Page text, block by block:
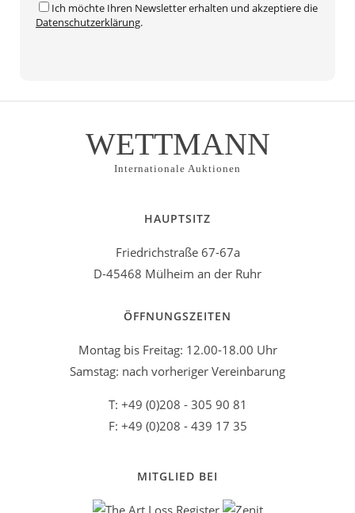
Ich möchte Ihren Newsletter erhalten und akzeptiere die
Datenschutzerklärung.
WETTMANN
Internationale Auktionen
HAUPTSITZ
Friedrichstraße 67-67a
D-45468 Mülheim an der Ruhr
ÖFFNUNGSZEITEN
Montag bis Freitag: 12.00-18.00 Uhr
Samstag: nach vorheriger Vereinbarung
T: +49 (0)208 - 305 90 81
F: +49 (0)208 - 439 17 35
MITGLIED BEI